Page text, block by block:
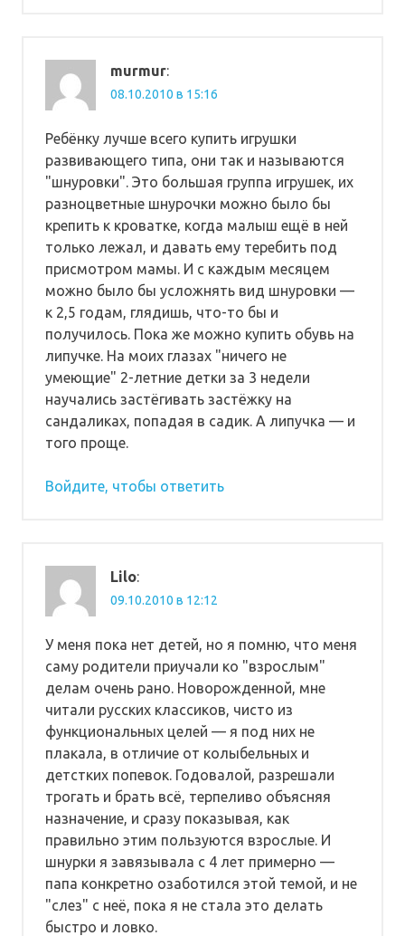
murmur:
08.10.2010 в 15:16
Ребёнку лучше всего купить игрушки
развивающего типа, они так и называются
"шнуровки". Это большая группа игрушек, их
разноцветные шнурочки можно было бы
крепить к кроватке, когда малыш ещё в ней
только лежал, и давать ему теребить под
присмотром мамы. И с каждым месяцем
можно было бы усложнять вид шнуровки —
к 2,5 годам, глядишь, что-то бы и
получилось. Пока же можно купить обувь на
липучке. На моих глазах "ничего не
умеющие" 2-летние детки за 3 недели
научались застёгивать застёжку на
сандаликах, попадая в садик. А липучка — и
того проще.
Войдите, чтобы ответить
Lilo:
09.10.2010 в 12:12
У меня пока нет детей, но я помню, что меня
саму родители приучали ко "взрослым"
делам очень рано. Новорожденной, мне
читали русских классиков, чисто из
функциональных целей — я под них не
плакала, в отличие от колыбельных и
детстких попевок. Годовалой, разрешали
трогать и брать всё, терпеливо объясняя
назначение, и сразу показывая, как
правильно этим пользуются взрослые. И
шнурки я завязывала с 4 лет примерно —
папа конкретно озаботился этой темой, и не
"слез" с неё, пока я не стала это делать
быстро и ловко.